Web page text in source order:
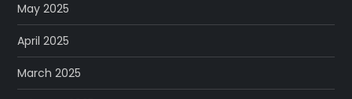
May 2025
April 2025
March 2025